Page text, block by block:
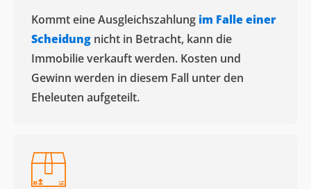
Kommt eine Ausgleichszahlung im Falle einer
Scheidung nicht in Betracht, kann die
Immobilie verkauft werden. Kosten und
Gewinn werden in diesem Fall unter den
Eheleuten aufgeteilt.​